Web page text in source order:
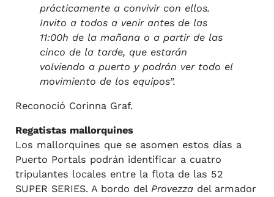
prácticamente a convivir con ellos.
Invito a todos a venir antes de las
11:00h de la mañana o a partir de las
cinco de la tarde, que estarán
volviendo a puerto y podrán ver todo el
movimiento de los equipos”.
Reconoció Corinna Graf.
Regatistas mallorquines
Los mallorquines que se asomen estos días a
Puerto Portals podrán identificar a cuatro
tripulantes locales entre la flota de las 52
SUPER SERIES. A bordo del Provezzadel armador